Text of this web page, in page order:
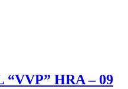
HRA – 09